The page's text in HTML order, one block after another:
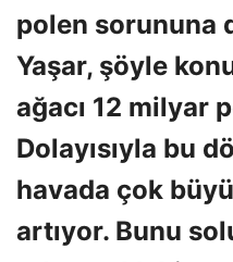
polen sorununa
Yaşar, şöyle
ağacı 12 milyar
Dolayısıyla bu
havada çok
artıyor. Bunu